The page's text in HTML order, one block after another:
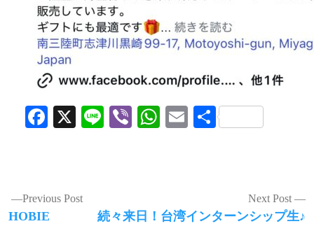
Facebook
X LineViberWhatsApp
Email
共
投
稿
Previous Post
Previous
HOBIE
Next Post
Next
続々来日！台湾インターンシップ生♪